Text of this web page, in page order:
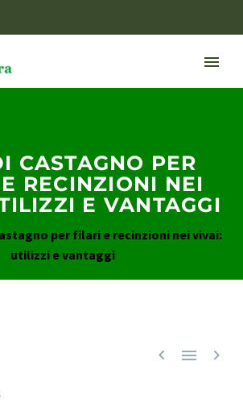
CASTAGNO PER
RECINZIONI NEI
E VANTAGGI
per filari e recinzioni nei vivai:
utilizzi e vantaggi
  